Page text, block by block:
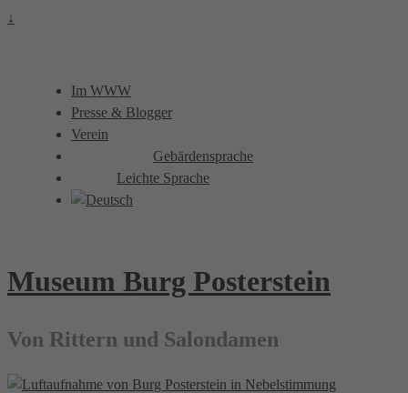
↓
Im WWW
Presse & Blogger
Verein
Gebärdensprache
Leichte Sprache
Museum Burg Posterstein
Von Rittern und Salondamen